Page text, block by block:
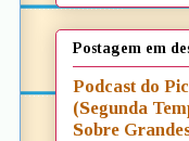
Postagem em
Podcast do
(Segunda
Sobre